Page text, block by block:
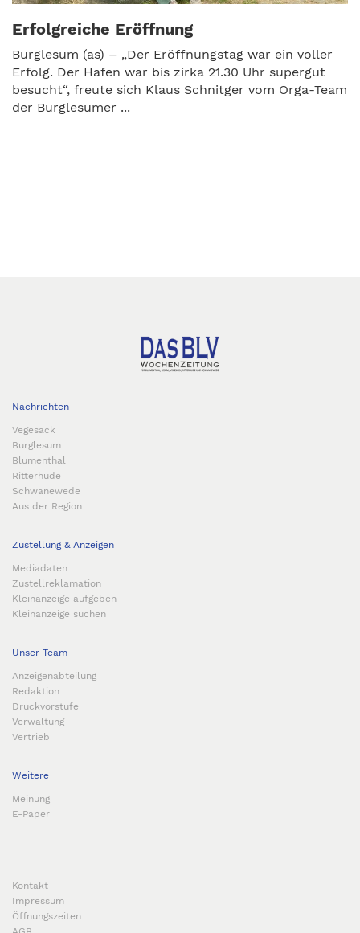
Erfolgreiche Eröffnung
Burglesum (as) – „Der Eröffnungstag war ein voller
Erfolg. Der Hafen war bis zirka 21.30 Uhr supergut
besucht“, freute sich Klaus Schnitger vom Orga-Team
der Burglesumer ...
Nachrichten
Vegesack
Burglesum
Blumenthal
Ritterhude
Schwanewede
Aus der Region
Zustellung & Anzeigen
Mediadaten
Zustellreklamation
Kleinanzeige aufgeben
Kleinanzeige suchen
Unser Team
Anzeigenabteilung
Redaktion
Druckvorstufe
Verwaltung
Vertrieb
Weitere
Meinung
E-Paper
Kontakt
Impressum
Öffnungszeiten